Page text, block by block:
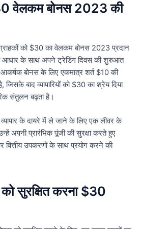
वेलकम बोनस 2023 की
को $30 का वेलकम बोनस 2023 प्रदान
आधार के साथ अपने ट्रेडिंग दिवस की शुरुआत
बोनस के लिए एकमात्र शर्त $10 की
जिसके बाद व्यापारियों को $30 का श्रेय दिया
संतुलन बढ़ता है।
व्यापार के दायरे में ले जाने के लिए एक लीवर के
अपनी प्रारंभिक पूंजी की सुरक्षा करते हुए
वित्तीय उपकरणों के साथ प्रयोग करने की
सुरक्षित करना $30